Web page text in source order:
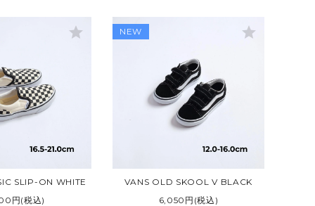
SLIP-ON WHITE
円(税込)
star NEW
VANS OLD SKOOL V BLACK
6,050円(税込)
star